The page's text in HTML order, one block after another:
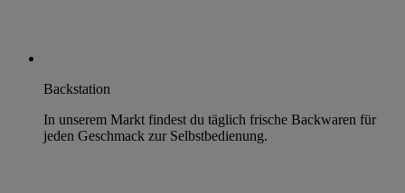
Backstation
In unserem Markt findest du täglich frische Backwaren für
jeden Geschmack zur Selbstbedienung.